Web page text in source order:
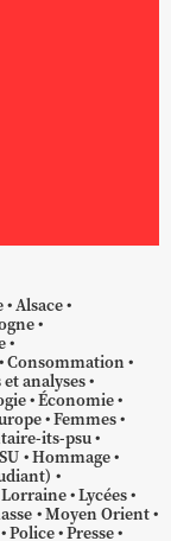
Alsace
Consommation
et analyses
Économie
Femmes
its-psu
Hommage
Lorraine Lycées
Moyen Orient
Police Presse